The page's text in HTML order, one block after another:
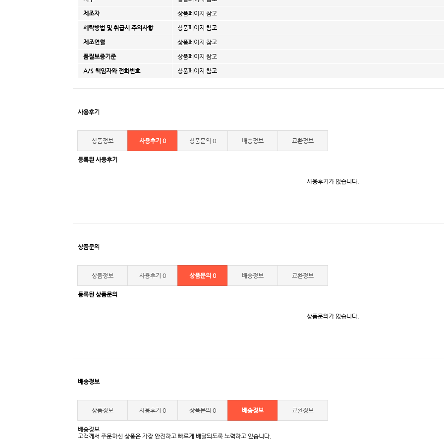
제조자 상품페이지 참고
세탁방법 및 취급시 주의사항 상품페이지 참고
제조연월 상품페이지 참고
품질보증기준 상품페이지 참고
A/S 책임자와 전화번호 상품페이지 참고
사용후기
상품정보 사용후기 0 상품문의 0 배송정보 교환정보
등록된 사용후기
사용후기가 없습니다.
상품문의
상품정보 사용후기 0 상품문의 0 배송정보 교환정보
등록된 상품문의
상품문의가 없습니다.
배송정보
상품정보 사용후기 0 상품문의 0 배송정보 교환정보
배송정보
고객께서 주문하신 상품은 가장 안전하고 빠르게 배달되도록 노력하고 있습니다.